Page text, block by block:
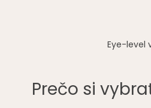
Eye-level
Prečo si